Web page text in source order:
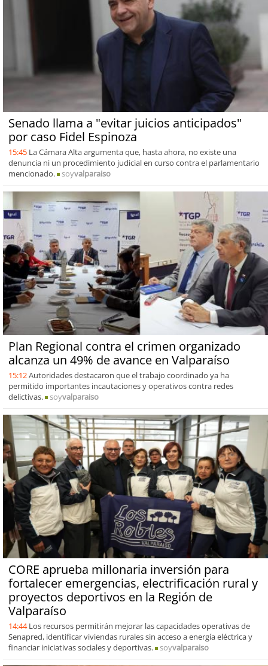
Senado llama a "evitar juicios anticipados"
por caso Fidel Espinoza
15:45 La Cámara Alta argumenta que, hasta ahora, no existe una
denuncia ni un procedimiento judicial en curso contra el parlamentario
mencionado.
soyvalparaiso
Plan Regional contra el crimen organizado
alcanza un 49% de avance en Valparaíso
15:12Autoridades destacaron que el trabajo coordinado ya ha
permitido importantes incautaciones y operativos contra redes
delictivas.
soyvalparaiso
CORE aprueba millonaria inversión para
fortalecer emergencias, electrificación rural y
proyectos deportivos en la Región de
Valparaíso
14:44 Los recursos permitirán mejorar las capacidades operativas de
Senapred, identificar viviendas rurales sin acceso a energía eléctrica y
financiar iniciativas sociales y deportivas.
soyvalparaiso